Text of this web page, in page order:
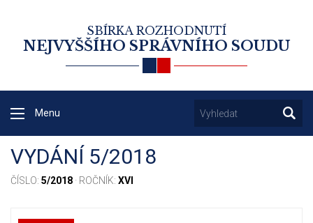
SBÍRKA ROZHODNUTÍ
NEJVYŠŠÍHO SPRÁVNÍHO SOUDU
Menu
VYDÁNÍ 5/2018
ČÍSLO: 5/2018 · ROČNÍK: XVI